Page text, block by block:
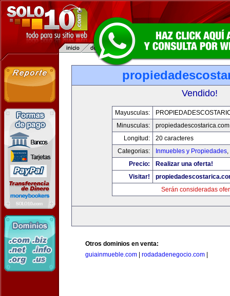
Vendido!
Mayusculas:
Minusculas:
propiedadescostarica.com
Longitud:
20 caracteres
Categorias:
Inmuebles y Propiedades,
Precio:
Realizar una oferta!
Visitar!
Serán consideradas
Otros dominios en venta:
guiainmueble.com
rodadadenegocio.com